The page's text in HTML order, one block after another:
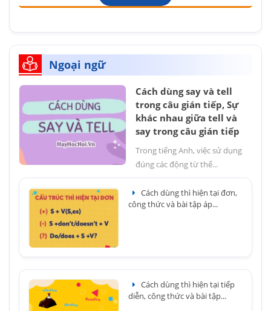
Ngoại ngữ
Cách dùng say và tell
trong câu gián tiếp, Sự
khác nhau giữa tell và
say trong câu gián tiếp
Trong tiếng Anh, việc sử dụng
đúng các động từ thể...
Cách dùng thì hiện tại đơn,
công thức và bài tập áp...
Cách dùng thì hiện tại tiếp
diễn, công thức và bài tập...